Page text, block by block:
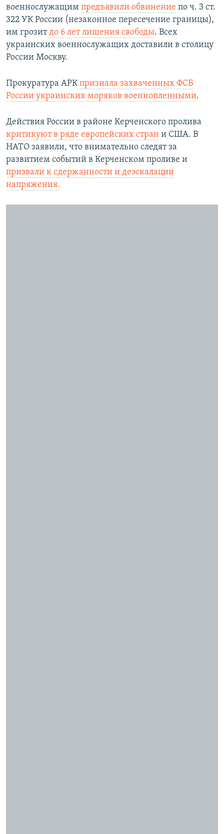
военнослужащим предъявили обвинение по ч. 3 ст.
322 УК России (незаконное пересечение границы),
им грозитдо 6 лет лишения свободы. Всех
украинских военнослужащих доставили в столицу
России Москву.​
Прокуратура АРКпризнала захваченных ФСБ
России украинских моряков военнопленными.
Действия России в районе Керченского пролива
критикуют в ряде европейских стран и США. В
НАТО заявили, что внимательно следят за
развитием событий в Керченском проливе и
призвали к сдержанности и деэскалации
напряжения.